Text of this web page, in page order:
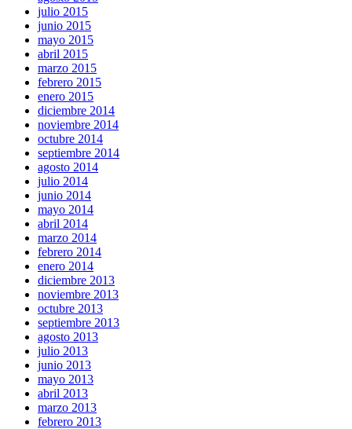
julio 2015
junio 2015
mayo 2015
abril 2015
marzo 2015
febrero 2015
enero 2015
diciembre 2014
noviembre 2014
octubre 2014
septiembre 2014
agosto 2014
julio 2014
junio 2014
mayo 2014
abril 2014
marzo 2014
febrero 2014
enero 2014
diciembre 2013
noviembre 2013
octubre 2013
septiembre 2013
agosto 2013
julio 2013
junio 2013
mayo 2013
abril 2013
marzo 2013
febrero 2013